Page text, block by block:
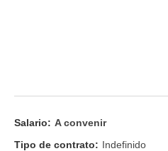
Salario: A convenir
Tipo de contrato: Indefinido